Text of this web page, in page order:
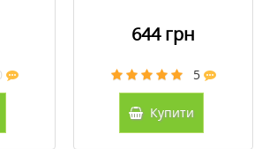
644 грн
5
Купити